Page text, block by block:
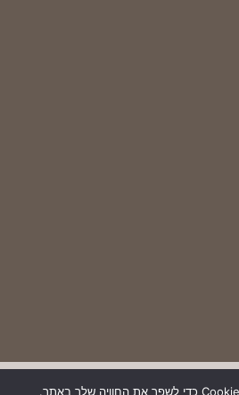
אנחנו משתמשים בקובצי Cookie כדי לשפר את החוויה שלך באתר.